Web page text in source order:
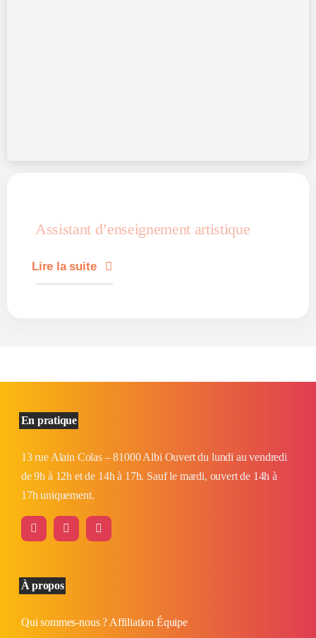
Assistant d’enseignement artistique
Lire la suite
En pratique
13 rue Alain Colas – 81000 Albi Ouvert du lundi au vendredi
de 9h à 12h et de 14h à 17h. Sauf le mardi, ouvert de 14h à
17h uniquement.
À propos
Qui sommes-nous ? Affiliation Équipe